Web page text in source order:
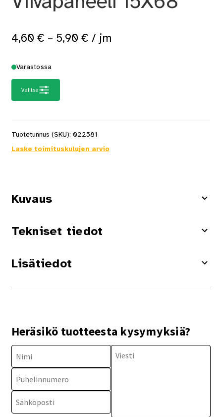
4,60 € – 5,90 €Hintaluokka:
/ jm
Varastossa
Valitse
Tuotetunnus (SKU): 022581
Laske toimituskulujen arvio
Kuvaus
Tekniset tiedot
Lisätiedot
Heräsikö tuotteesta kysymyksiä?